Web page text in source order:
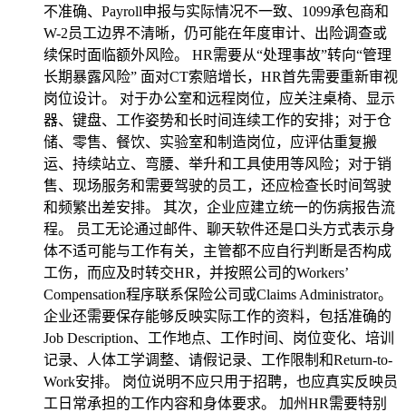
不准确、Payroll申报与实际情况不一致、1099承包商和
W-2员工边界不清晰，仍可能在年度审计、出险调查或
续保时面临额外风险。 HR需要从“处理事故”转向“管理
长期暴露风险” 面对CT索赔增长，HR首先需要重新审视
岗位设计。 对于办公室和远程岗位，应关注桌椅、显示
器、键盘、工作姿势和长时间连续工作的安排；对于仓
储、零售、餐饮、实验室和制造岗位，应评估重复搬
运、持续站立、弯腰、举升和工具使用等风险；对于销
售、现场服务和需要驾驶的员工，还应检查长时间驾驶
和频繁出差安排。 其次，企业应建立统一的伤病报告流
程。 员工无论通过邮件、聊天软件还是口头方式表示身
体不适可能与工作有关，主管都不应自行判断是否构成
工伤，而应及时转交HR，并按照公司的Workers’
Compensation程序联系保险公司或Claims Administrator。
企业还需要保存能够反映实际工作的资料，包括准确的
Job Description、工作地点、工作时间、岗位变化、培训
记录、人体工学调整、请假记录、工作限制和Return-to-
Work安排。 岗位说明不应只用于招聘，也应真实反映员
工日常承担的工作内容和身体要求。 加州HR需要特别